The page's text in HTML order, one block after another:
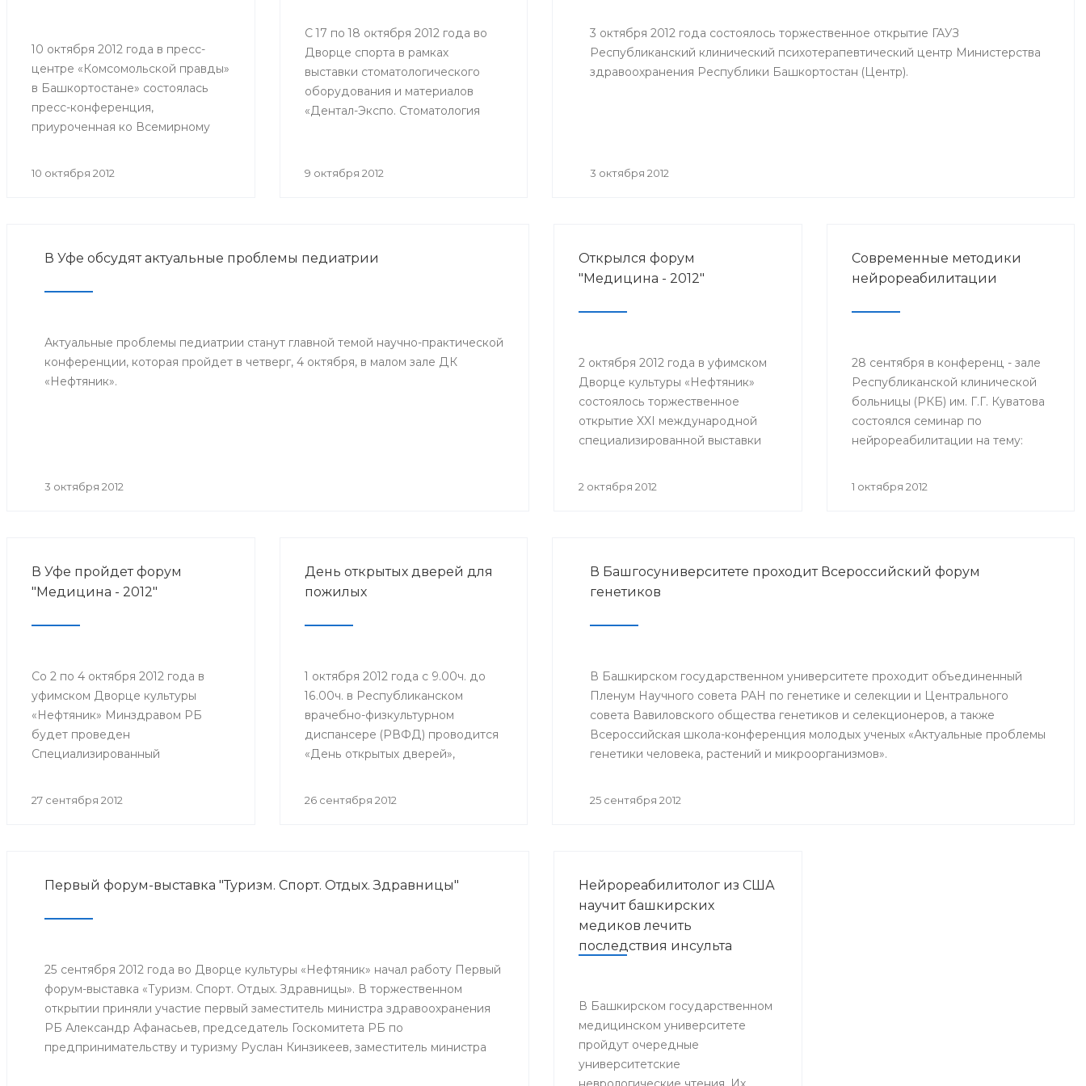
Городского центра медицинской
профилактики Сара Ахтямова,
представители клиник
10 октября 2012 года в пресс-
центре «Комсомольской правды»
в Башкортостане» состоялась
пресс-конференция,
приуроченная ко Всемирному
ней приняли участие главный
Юлдашев, главный врач
заместитель главного врача
Республиканской
психиатрической больницы №1
10 октября 2012
С 17 по 18 октября 2012 года во
Дворце спорта в рамках
выставки стоматологического
оборудования и материалов
«Дентал-Экспо. Стоматология
Республиканская научно-
9 октября 2012
3 октября 2012 года состоялось торжественное открытие ГАУЗ
Республиканский клинический психотерапевтический центр Министерства
здравоохранения Республики Башкортостан (Центр).
3 октября 2012
В Уфе обсудят актуальные проблемы педиатрии
Актуальные проблемы педиатрии станут главной темой научно-практической
конференции, которая пройдет в четверг, 4 октября, в малом зале ДК
«Нефтяник».
3 октября 2012
Открылся форум
"Медицина - 2012"
2 октября 2012 года в уфимском
Дворце культуры «Нефтяник»
состоялось торжественное
открытие XXI международной
специализированной выставки
традиционно проходит в рамках
выступили Министерство
здравоохранения Республики
2 октября 2012
Современные методики
нейрореабилитации
28 сентября в конференц - зале
Республиканской клинической
больницы (РКБ) им. Г.Г. Куватова
состоялся семинар по
нейрореабилитации на тему:
конечностях для определения
1 октября 2012
В Уфе пройдет форум
"Медицина - 2012"
Со 2 по 4 октября 2012 года в
уфимском Дворце культуры
«Нефтяник» Минздравом РБ
будет проведен
Специализированный
форум «Медицина - 2012».
27 сентября 2012
День открытых дверей для
пожилых
1 октября 2012 года с 9.00ч. до
16.00ч. в Республиканском
врачебно-физкультурном
диспансере (РВФД) проводится
«День открытых дверей»,
дню пожилых людей.
26 сентября 2012
В Башгосуниверситете проходит Всероссийский форум
генетиков
В Башкирском государственном университете проходит объединенный
Пленум Научного совета РАН по генетике и селекции и Центрального
совета Вавиловского общества генетиков и селекционеров, а также
Всероссийская школа-конференция молодых ученых «Актуальные проблемы
генетики человека, растений и микроорганизмов».
25 сентября 2012
Первый форум-выставка "Туризм. Спорт. Отдых. Здравницы"
25 сентября 2012 года во Дворце культуры «Нефтяник» начал работу Первый
форум-выставка «Туризм. Спорт. Отдых. Здравницы». В торжественном
открытии приняли участие первый заместитель министра здравоохранения
РБ Александр Афанасьев, председатель Госкомитета РБ по
предпринимательству и туризму Руслан Кинзикеев, заместитель министра
Нейрореабилитолог из США
научит башкирских
медиков лечить
последствия инсульта
В Башкирском государственном
медицинском университете
пройдут очередные
университетские